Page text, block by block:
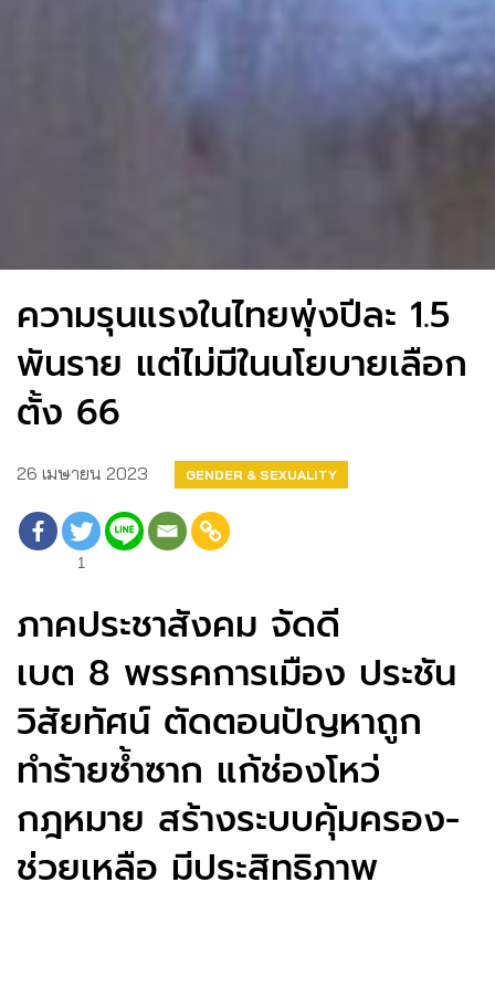
ความรุนแรงในไทยพุ่งปีละ 1.5
พันราย แต่ไม่มีในนโยบายเลือก
ตั้ง 66
26 เมษายน 2023 GENDER & SEXUALITY
1
ภาคประชาสังคม จัดดี
เบต 8 พรรคการเมือง ประชัน
วิสัยทัศน์ ตัดตอนปัญหาถูก
ทำร้ายซ้ำซาก แก้ช่องโหว่
กฎหมาย สร้างระบบคุ้มครอง-
ช่วยเหลือ มีประสิทธิภาพ